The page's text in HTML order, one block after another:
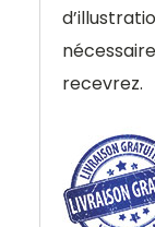
recevrez.